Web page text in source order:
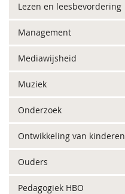
Lezen en leesbevordering
Management
Mediawijsheid
Muziek
Onderzoek
Ontwikkeling van kinderen
Ouders
Pedagogiek HBO